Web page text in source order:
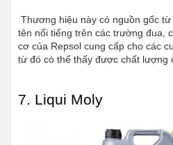
tên nổi tiếng trên các trường đua,
cơ của Repsol cung cấp cho các
từ đó có thể thấy được chất lượng
7. Liqui Moly